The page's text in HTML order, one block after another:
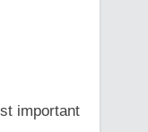
important